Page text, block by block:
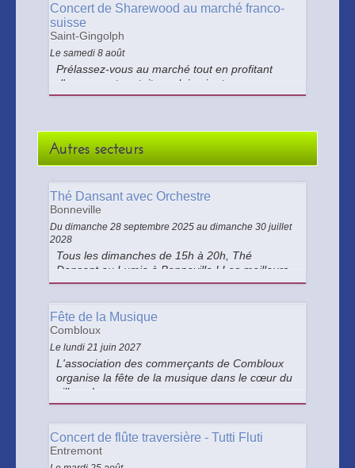
Concert de Sharewood au marché franco-
suisse
Saint-Gingolph
Le samedi 8 août
Prélassez-vous au marché tout en profitant
d'un concert gratuit en plein air et venez
bouger en compagnie du groupe Sharewood !
Autres secteurs
Thé Dansant avec Orchestre
Bonneville
Du dimanche 28 septembre 2025 au dimanche 30 juillet
2028
Tous les dimanches de 15h à 20h, Thé
Dansant au Lumia à Bonneville ! Les meilleurs
orchestres de la Région en live, ambiance
région Auvergne–Rhône-Alpes (240 m²).
Fête de la Musique
Combloux
Le lundi 21 juin 2027
L'association des commerçants de Combloux
organise la fête de la musique dans le cœur du
village !
Concert de flûte traversière - Tutti Fluti
Entremont